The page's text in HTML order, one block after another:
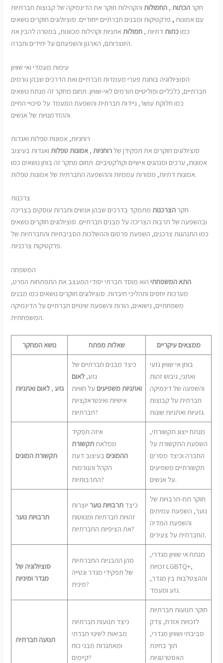
חקרהכתות, החמולותוהקהילות חוקר את הדינמיקה של קבוצות חברתיות
עם אמונות, פרקטיקות ומבנים חברתיים ייחודיים. סוציולוגים חוקרים נושאים
כמוכתותדתיות , חמולותאתניות וקהילות מכוונות, במטרה להבין את
היווצרותם, הארגון והשפעתם על יחידים וחברה.
עימות מעמדי ואי שוויון
הסוציולוגיה בוחנת פערי מעמדות חברתיים ואת הדרכים שבהן גורמים
חברתיים, כלכליים ופוליטיים תורמים לאי-שוויון. תחום מחקר זה מנתח נושאים
כמו חלוקת עושר, ניידות חברתית והשפעת המעמד על סיכויי החיים
וההזדמנויות של אנשים.
רוחניות, אמונות טפלות ואגדות
סוציולוגים חוקרים את תפקידן של רוחניות,אמונותטפלותואגדות בעיצוב
אמונות, ערכים ומנהגים אישיים וקולקטיביים. תחום מחקר זה בוחן נושאים כמו
אמונות דתיות, מסורות עממיות וההשפעה החברתית של אמונות טפלות.
צרכנות
חקרהצרכנותמתמקד בדרכים שבהן אנשים וחברות עוסקים בצריכה
ובהשפעה של תרבות הצריכה על מבנים חברתיים. סוציולוגים חוקרים נושאים
כמו התנהגות צרכנים, השפעת פרסום וההשלכות הסביבתיות והחברתיות של
פרקטיקות צרכניות.
המשפחה
התא המשפחתיהוא מוסד חברתי יסודי המעצב את התפתחות הפרט,
מערכות יחסים ותהליכי חיברות. סוציולוגים חוקרים נושאים כמו מבנים
משפחתיים, נישואים, הורות והשפעת שינויים חברתיים על הדינמיקה
המשפחתית.
נושא המחקר שאלות מפתח ממצאים עיקריים
גזע ,לאוםואתניות
כיצד מבנים חברתיים של
גזע,לאום
ואתניותמשפיעים על חוויות
אישיות ואינטראקציות
חברתיות?
בוחן אי שוויון גזעי
ואתני, גיבוש זהות
והשפעה של דינמיקה
חברתית על קבוצות
גזעיות ואתניות שונות.
תקשורת המונים
איזה תפקיד
ממלאתתקשורת
ההמונים בעיצוב דעת
הקהל והנורמות
התרבותיות?
מנתח ייצוג תקשורתי,
השפעת התקשורת על
החברה וכיצד מסרים
תקשורתיים משפיעים
על אנשים.
תרבויות נוער
כיצדתרבויות נוער יוצרות
זהויות חברתיות ומנווטות
את הציפיות החברתיות?
חוקר תת-תרבויות של
נוער, השפעת עמיתים
והשפעת המדיה
החברתית על צעירים.
סוציולוגיה של
מגדר ומיניות
מהן ההבניות החברתיות
של תפקידי מגדר ונטייה
מינית?
מנתח אי שוויון מגדרי,
זכויות LGBTQ+,
וההצטלבות בין מגדר,
גזע ומעמד.
תנועה חברתית
כיצד תנועות חברתיות
מביאות לשינוי חברתי
ומאתגרות מבני כוח
קיימים?
חוקר תנועות חברתיות
לזכויות אזרח, צדק
סביבתי ושוויון מגדרי,
תוך בחינת
האסטרטגיות